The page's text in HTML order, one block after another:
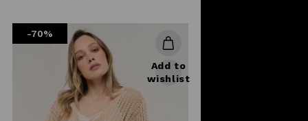
-70%
Add to
wishlist